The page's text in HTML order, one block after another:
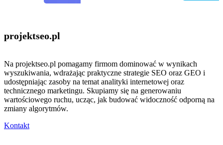
projektseo.pl
Na projektseo.pl pomagamy firmom dominować w wynikach
wyszukiwania, wdrażając praktyczne strategie SEO oraz GEO i
udostępniając zasoby na temat analityki internetowej oraz
technicznego marketingu. Skupiamy się na generowaniu
wartościowego ruchu, ucząc, jak budować widoczność odporną na
zmiany algorytmów.
Kontakt